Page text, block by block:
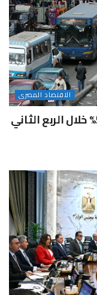
الاقتصاد المصرى
تراجع معدل البطالة في مصر إلى 5.8% خلال الربع الثاني